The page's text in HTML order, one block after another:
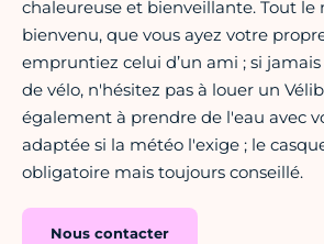
chaleureuse et bienveillante. Tout le
bienvenu, que vous ayez votre
empruntiez celui d’un ami ; si jamais
de vélo, n'hésitez pas à louer un
également à prendre de l'eau avec
adaptée si la météo l'exige ; le
obligatoire mais toujours conseillé.
Nous contacter